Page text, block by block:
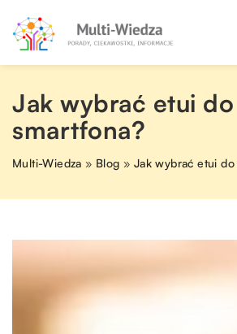
Jak wybrać etui do
smartfona?
Multi-Wiedza » Blog » Jak wybrać etui do